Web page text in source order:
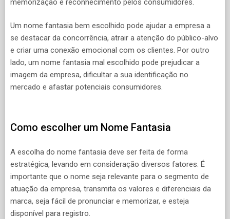
memorização e reconhecimento pelos consumidores.
Um nome fantasia bem escolhido pode ajudar a empresa a
se destacar da concorrência, atrair a atenção do público-alvo
e criar uma conexão emocional com os clientes. Por outro
lado, um nome fantasia mal escolhido pode prejudicar a
imagem da empresa, dificultar a sua identificação no
mercado e afastar potenciais consumidores.
Como escolher um Nome Fantasia
A escolha do nome fantasia deve ser feita de forma
estratégica, levando em consideração diversos fatores. É
importante que o nome seja relevante para o segmento de
atuação da empresa, transmita os valores e diferenciais da
marca, seja fácil de pronunciar e memorizar, e esteja
disponível para registro.